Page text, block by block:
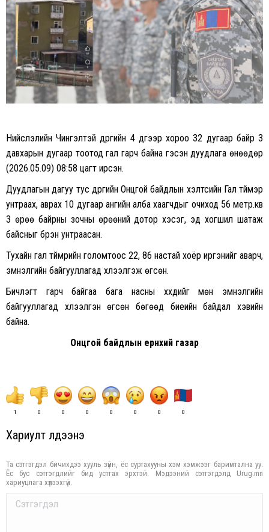
Нийслэлийн Чингэлтэй дүүргийн 4 дүгээр хороо 32 дугаар байр 3
давхарын дугаар тоотод гал гарч байна гэсэн дуудлага өнөөдөр
(2026.05.09) 08:58 цагт ирсэн.
Дуудлагын дагуу тус дүүргийн Онцгой байдлын хэлтсийн Гал түймэр
унтраах, аврах 10 дугаар ангийн алба хаагчдыг очиход 56 метр.кв
3 өрөө байрны зочны өрөөний дотор хэсэг, эд хогшил шатаж
байсныг бүрэн унтраасан.
Тухайн гал түймрийн голомтоос 22, 86 настай хоёр иргэнийг аварч,
эмнэлгийн байгууллагад хүлээлгэж өгсөн.
Бичлэгт гарч байгаа бага насны хүүхдийг мөн эмнэлгийн
байгууллагад хүлээлгэн өгсөн бөгөөд биеийн байдал хэвийн
байна.
Онцгой байдлын ерөнхий газар
1 0 0 0 0 0 0 0
Хариулт үлдээнэ үү
Та сэтгэгдэл бичихдээ хууль зүйн, ёс суртахууны хэм хэмжээг баримтална уу.
Ёс бус сэтгэгдлийг бид устгах эрхтэй. Мэдээний сэтгэгдэлд Urug.mn
хариуцлага хүлээхгүй.
Comment